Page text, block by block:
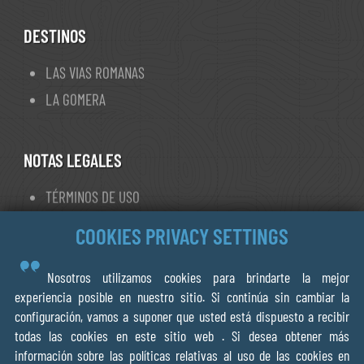
Foncebadón
Villafranca del Bierzo
O Cebreiro
Sarria
Portomarín
Palas de Rei
Arzúa
Santiago de Compostela
Negreira
Olveiroa
Fisterra
DESTINOS
LAS VIAS ROMANAS
LA GOMERA
NOTAS LEGALES
TÉRMINOS DE USO
POLÍTICA DE COOKIES
© 2013- 2026 FORWALK.ORG
V.O.F Ecotrotter
COOKIES PRIVACY SETTINGS
Nosotros utilizamos cookies para brindarte la mejor
experiencia posible en nuestro sitio. Si continúa sin cambiar la
configuración, vamos a suponer que usted está dispuesto a recibir
todas las cookies en este sitio web . Si desea obtener más
información sobre las políticas relativas al uso de las cookies en